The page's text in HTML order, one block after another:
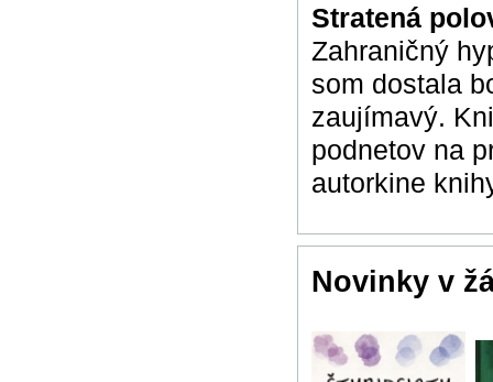
Stratená
Zahraničný
som dostala
zaujímavý.
podnetov na
autorkine
Novinky v